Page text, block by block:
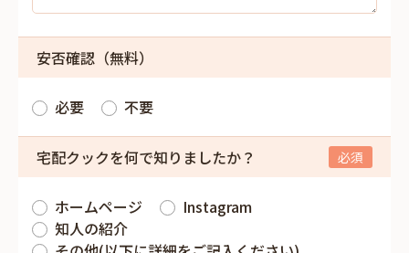
安否確認（無料）
必要 不要
宅配クックを何で知りましたか？
ホームページ
Instagram
知人の紹介